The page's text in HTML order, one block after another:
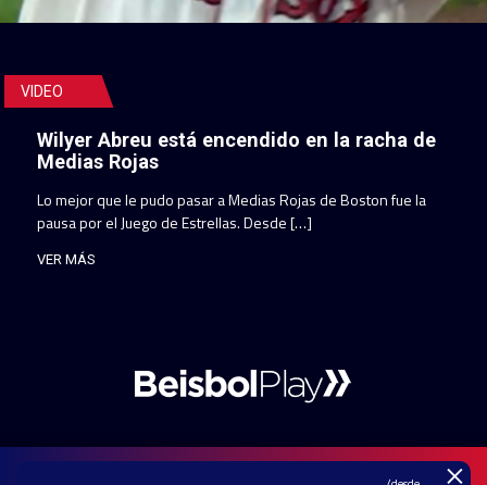
VIDEO
Wilyer Abreu está encendido en la racha de
Medias Rojas
Lo mejor que le pudo pasar a Medias Rojas de Boston fue la
pausa por el Juego de Estrellas. Desde […]
VER MÁS
×